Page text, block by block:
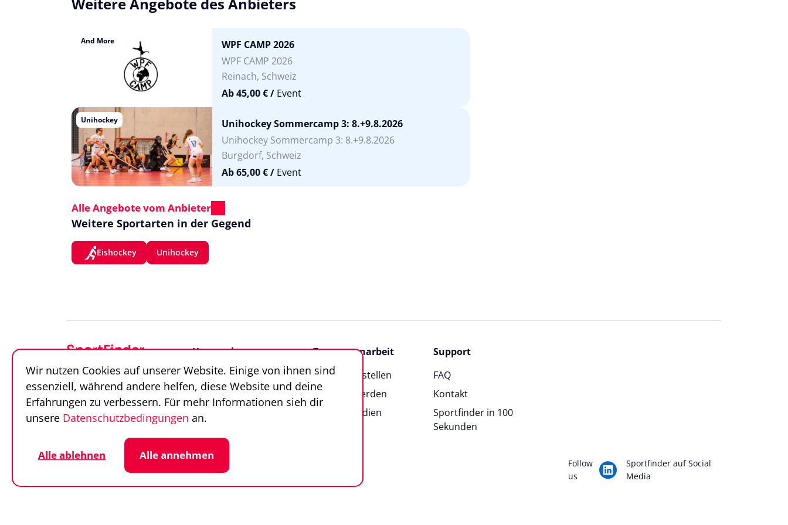
And More
WPF CAMP 2026
WPF CAMP 2026
Reinach, Schweiz
Ab 45,00 €/ Event
Unihockey
Unihockey Sommercamp 3: 8.+9.8.2026
Unihockey Sommercamp 3: 8.+9.8.2026
Burgdorf, Schweiz
Ab 65,00 €/ Event
Alle Angebote vom Anbieter
Weitere Sportarten in der Gegend
Eishockey Unihockey
Unternehmen
Über uns
Team
Zusammenarbeit
Angebot erstellen
Anbieter werden
News & Medien
Support
FAQ
Kontakt
Sportfinder in 100
Sekunden
© SportFinder 2026 Cookie-Einstellungen
Follow
us
Sportfinder auf Social
Media
Wir nutzen Cookies auf unserer Website. Einige von ihnen sind
essenziell, während andere helfen, diese Website und deine
Erfahrungen zu verbessern. Für mehr Informationen sieh dir
unsere Datenschutzbedingungen an.
Alle ablehnen Alle annehmen